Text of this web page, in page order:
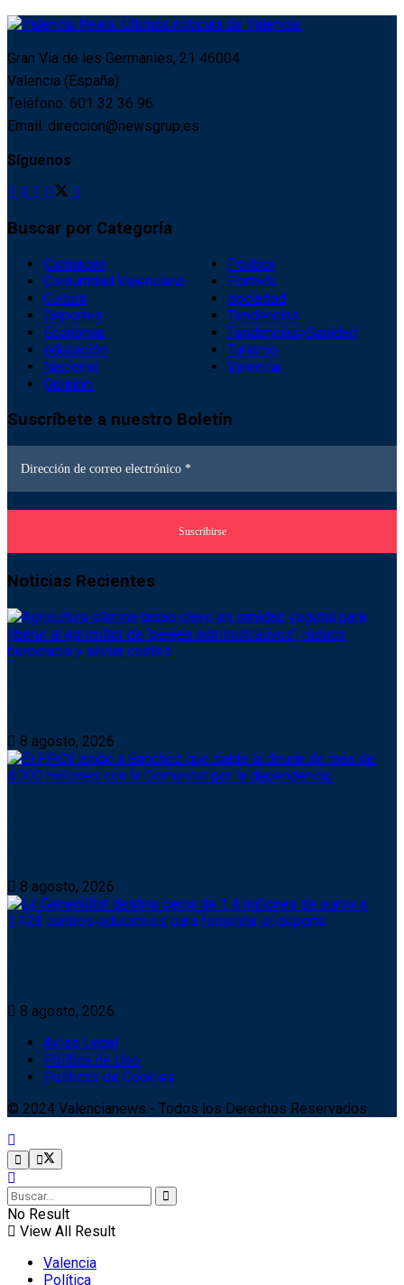
Gran Via de les Germanies, 21 46004
Valencia (España)
Teléfono: 601 32 36 96
Email: direccion@newsgrup.es
Síguenos
Buscar por Categoría
Comarcas
Comunidad Valenciana
Cultura
Deportes
Economía
educación
Nacional
Opinión
Política
Portada
sociedad
Tendencias
Tendencias>Sanidad
Turismo
Valencia
Suscríbete a nuestro Boletín
Noticias Recientes
8 agosto, 2026
8 agosto, 2026
8 agosto, 2026
Aviso Legal
Política de Uso
Políticas de Cookies
© 2024 Valencianews - Todos los Derechos Reservados
No Result
View All Result
Valencia
Política